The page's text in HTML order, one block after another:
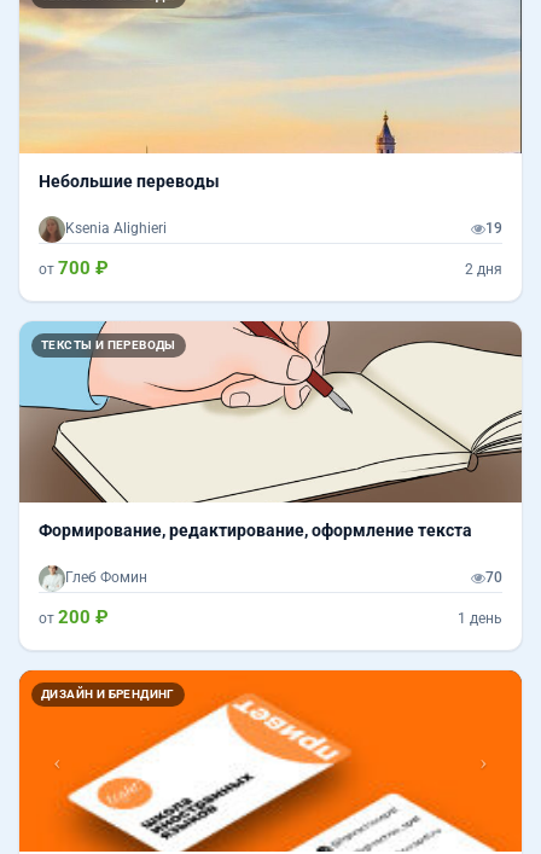
Небольшие переводы
Ksenia Alighieri 19
от 700 ₽ 2 дня
ТЕКСТЫ И ПЕРЕВОДЫ
Формирование, редактирование, оформление текста
Глеб Фомин 70
от 200 ₽ 1 день
ДИЗАЙН И БРЕНДИНГ
Назад